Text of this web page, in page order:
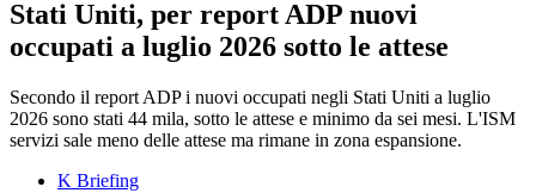
Stati Uniti, per report ADP nuovi
occupati a luglio 2026 sotto le attese
Secondo il report ADP i nuovi occupati negli Stati Uniti a luglio
2026 sono stati 44 mila, sotto le attese e minimo da sei mesi. L'ISM
servizi sale meno delle attese ma rimane in zona espansione.
K Briefing